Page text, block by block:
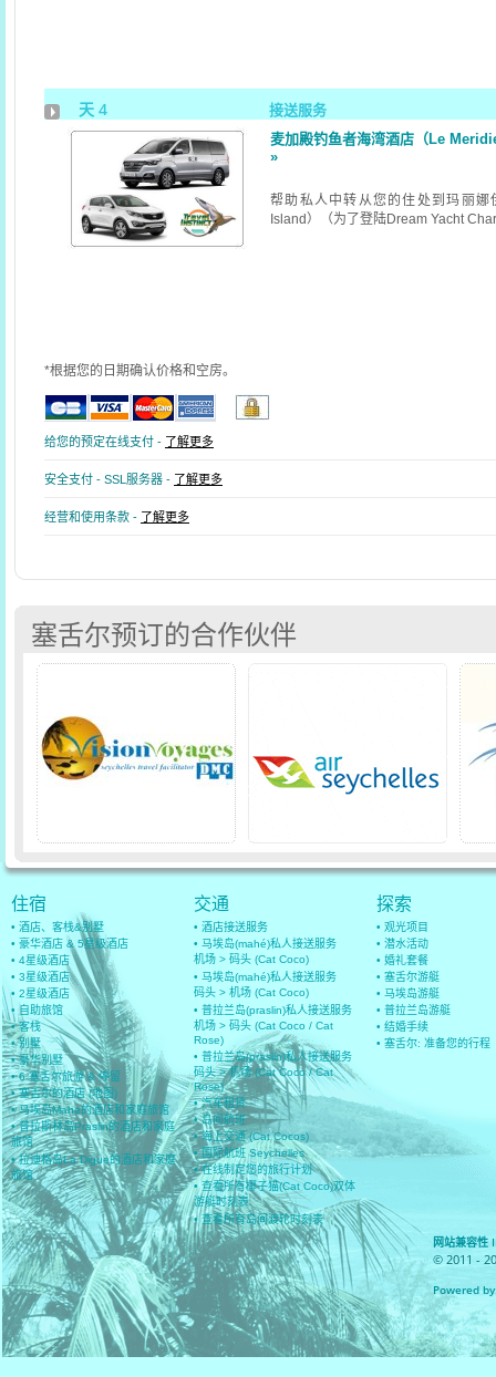
天 4 接送服务
麦加殿钓鱼者海湾酒店（Le
»
帮助私人中转从您的住处到玛丽娜
Island）（为了登陆Dream Yacht
*根据您的日期确认价格和空房。
给您的预定在线支付 - 了解更多
安全支付 - SSL服务器 - 了解更多
经营和使用条款 - 了解更多
塞舌尔预订的合作伙伴
住宿
• 酒店、客栈&别墅
• 豪华酒店 & 5星级酒店
• 4星级酒店
• 3星级酒店
• 2星级酒店
• 自助旅馆
• 客栈
• 别墅
• 豪华别墅
• 6 塞舌尔旅游 & 停留
• 塞舌尔的酒店 (地图)
• 马埃岛Mahe的酒店和家庭旅馆
• 普拉斯林岛Praslin的酒店和家庭
旅馆
• 拉迪格岛La Digue的酒店和家庭
旅馆
交通
• 酒店接送服务
• 马埃岛(mahé)私人接送服务
机场 > 码头 (Cat Coco)
• 马埃岛(mahé)私人接送服务
码头 > 机场 (Cat Coco)
• 普拉兰岛(praslin)私人接送服务
机场 > 码头 (Cat Coco / Cat
Rose)
• 普拉兰岛(praslin)私人接送服务
码头 > 机场 (Cat Coco / Cat
Rose)
• 汽车租赁
• 岛间航班
• 海上交通 (Cat Cocos)
• 国际航班 Seychelles
• 在线制定您的旅行计划
• 查看所有椰子猫(Cat Coco)双体
游艇时刻表
• 查看所有岛间渡轮时刻表
探索
• 观光项目
• 潜水活动
• 婚礼套餐
• 塞舌尔游艇
• 马埃岛游艇
• 普拉兰岛游艇
• 结婚手续
• 塞舌尔: 准备您的行程
网站兼容
© 2011 -
Powered by